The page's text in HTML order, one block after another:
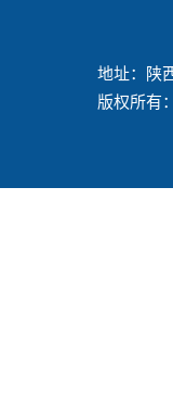
地址：陕
版权所有